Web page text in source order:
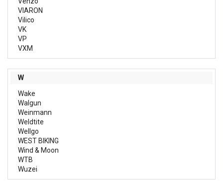
VIARON
Vilico
VK
VP
VXM
W
Wake
Walgun
Weinmann
Weldtite
Wellgo
WEST BIKING
Wind & Moon
WTB
Wuzei